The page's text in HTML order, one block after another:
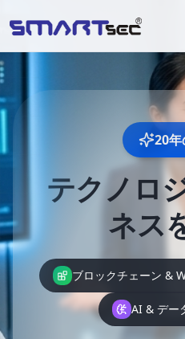
20
テクノロ
ネス
ブロックチェーン &
AI & デー